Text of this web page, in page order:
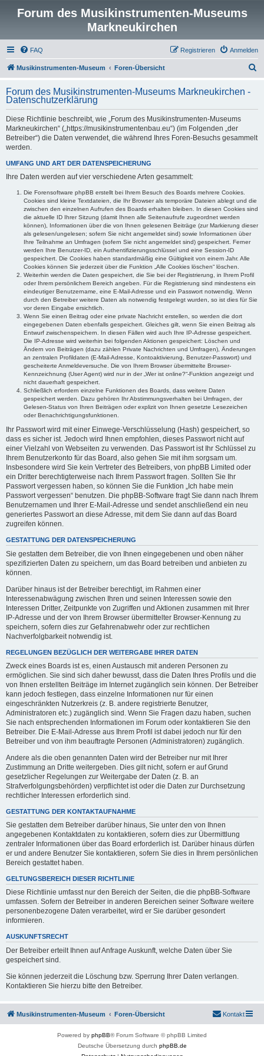
Forum des Musikinstrumenten-Museums
Markneukirchen
FAQ Anmelden
Registrieren
Musikinstrumenten-Museum Foren-Übersicht
h
Forum des Musikinstrumenten-Museums Markneukirchen -
Datenschutzerklärung
Diese Richtlinie beschreibt, wie „Forum des Musikinstrumenten-Museums
Markneukirchen“ („https://musikinstrumentenbau.eu“) (im Folgenden „der
Betreiber“) die Daten verwendet, die während Ihres Foren-Besuchs gesammelt
werden.
UMFANG UND ART DER DATENSPEICHERUNG
Ihre Daten werden auf vier verschiedene Arten gesammelt:
Die Forensoftware phpBB erstellt bei Ihrem Besuch des Boards mehrere Cookies.
Cookies sind kleine Textdateien, die Ihr Browser als temporäre Dateien ablegt und die
zwischen den einzelnen Aufrufen des Boards erhalten bleiben. In diesen Cookies sind
die aktuelle ID Ihrer Sitzung (damit Ihnen alle Seitenaufrufe zugeordnet werden
können), Informationen über die von Ihnen gelesenen Beiträge (zur Markierung dieser
als gelesen/ungelesen; sofern Sie nicht angemeldet sind) sowie Informationen über
Ihre Teilnahme an Umfragen (sofern Sie nicht angemeldet sind) gespeichert. Ferner
werden Ihre Benutzer-ID, ein Authentifizierungsschlüssel und eine Session-ID
gespeichert. Die Cookies haben standardmäßig eine Gültigkeit von einem Jahr. Alle
Cookies können Sie jederzeit über die Funktion „Alle Cookies löschen“ löschen.
Weiterhin werden die Daten gespeichert, die Sie bei der Registrierung, in Ihrem Profil
oder Ihrem persönlichem Bereich angeben. Für die Registrierung sind mindestens ein
eindeutiger Benutzername, eine E-Mail-Adresse und ein Passwort notwendig. Wenn
durch den Betreiber weitere Daten als notwendig festgelegt wurden, so ist dies für Sie
vor deren Eingabe ersichtlich.
Wenn Sie einen Beitrag oder eine private Nachricht erstellen, so werden die dort
eingegebenen Daten ebenfalls gespeichert. Gleiches gilt, wenn Sie einen Beitrag als
Entwurf zwischenspeichern. In diesen Fällen wird auch Ihre IP-Adresse gespeichert.
Die IP-Adresse wird weiterhin bei folgenden Aktionen gespeichert: Löschen und
Ändern von Beiträgen (dazu zählen Private Nachrichten und Umfragen), Änderungen
an zentralen Profildaten (E-Mail-Adresse, Kontoaktivierung, Benutzer-Passwort) und
gescheiterte Anmeldeversuche. Die von Ihrem Browser übermittelte Browser-
Kennzeichnung (User Agent) wird nur in der „Wer ist online?“-Funktion angezeigt und
nicht dauerhaft gespeichert.
Schließlich erfordern einzelne Funktionen des Boards, dass weitere Daten
gespeichert werden. Dazu gehören Ihr Abstimmungsverhalten bei Umfragen, der
Gelesen-Status von Ihren Beiträgen oder explizit von Ihnen gesetzte Lesezeichen
oder Benachrichtigungsfunktionen.
Ihr Passwort wird mit einer Einwege-Verschlüsselung (Hash) gespeichert, so
dass es sicher ist. Jedoch wird Ihnen empfohlen, dieses Passwort nicht auf
einer Vielzahl von Webseiten zu verwenden. Das Passwort ist Ihr Schlüssel zu
Ihrem Benutzerkonto für das Board, also gehen Sie mit ihm sorgsam um.
Insbesondere wird Sie kein Vertreter des Betreibers, von phpBB Limited oder
ein Dritter berechtigterweise nach Ihrem Passwort fragen. Sollten Sie Ihr
Passwort vergessen haben, so können Sie die Funktion „Ich habe mein
Passwort vergessen“ benutzen. Die phpBB-Software fragt Sie dann nach Ihrem
Benutzernamen und Ihrer E-Mail-Adresse und sendet anschließend ein neu
generiertes Passwort an diese Adresse, mit dem Sie dann auf das Board
zugreifen können.
GESTATTUNG DER DATENSPEICHERUNG
Sie gestatten dem Betreiber, die von Ihnen eingegebenen und oben näher
spezifizierten Daten zu speichern, um das Board betreiben und anbieten zu
können.
Darüber hinaus ist der Betreiber berechtigt, im Rahmen einer
Interessenabwägung zwischen Ihren und seinen Interessen sowie den
Interessen Dritter, Zeitpunkte von Zugriffen und Aktionen zusammen mit Ihrer
IP-Adresse und der von Ihrem Browser übermittelter Browser-Kennung zu
speichern, sofern dies zur Gefahrenabwehr oder zur rechtlichen
Nachverfolgbarkeit notwendig ist.
REGELUNGEN BEZÜGLICH DER WEITERGABE IHRER DATEN
Zweck eines Boards ist es, einen Austausch mit anderen Personen zu
ermöglichen. Sie sind sich daher bewusst, dass die Daten Ihres Profils und die
von Ihnen erstellten Beiträge im Internet zugänglich sein können. Der Betreiber
kann jedoch festlegen, dass einzelne Informationen nur für einen
eingeschränkten Nutzerkreis (z. B. andere registrierte Benutzer,
Administratoren etc.) zugänglich sind. Wenn Sie Fragen dazu haben, suchen
Sie nach entsprechenden Informationen im Forum oder kontaktieren Sie den
Betreiber. Die E-Mail-Adresse aus Ihrem Profil ist dabei jedoch nur für den
Betreiber und von ihm beauftragte Personen (Administratoren) zugänglich.
Andere als die oben genannten Daten wird der Betreiber nur mit Ihrer
Zustimmung an Dritte weitergeben. Dies gilt nicht, sofern er auf Grund
gesetzlicher Regelungen zur Weitergabe der Daten (z. B. an
Strafverfolgungsbehörden) verpflichtet ist oder die Daten zur Durchsetzung
rechtlicher Interessen erforderlich sind.
GESTATTUNG DER KONTAKTAUFNAHME
Sie gestatten dem Betreiber darüber hinaus, Sie unter den von Ihnen
angegebenen Kontaktdaten zu kontaktieren, sofern dies zur Übermittlung
zentraler Informationen über das Board erforderlich ist. Darüber hinaus dürfen
er und andere Benutzer Sie kontaktieren, sofern Sie dies in Ihrem persönlichen
Bereich gestattet haben.
GELTUNGSBEREICH DIESER RICHTLINIE
Diese Richtlinie umfasst nur den Bereich der Seiten, die die phpBB-Software
umfassen. Sofern der Betreiber in anderen Bereichen seiner Software weitere
personenbezogene Daten verarbeitet, wird er Sie darüber gesondert
informieren.
AUSKUNFTSRECHT
Der Betreiber erteilt Ihnen auf Anfrage Auskunft, welche Daten über Sie
gespeichert sind.
Sie können jederzeit die Löschung bzw. Sperrung Ihrer Daten verlangen.
Kontaktieren Sie hierzu bitte den Betreiber.
Musikinstrumenten-Museum Foren-Übersicht Kontakt
Powered by phpBB® Forum Software © phpBB Limited
Deutsche Übersetzung durch phpBB.de